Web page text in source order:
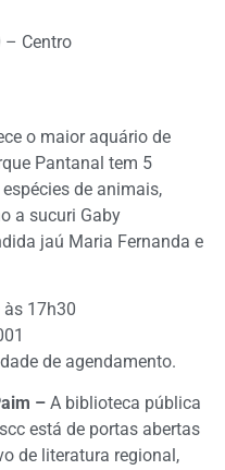
– Centro
o maior aquário de
Pantanal tem 5
de animais,
a sucuri Gaby
jaú Maria Fernanda e
17h30
de agendamento.
– A biblioteca pública
está de portas abertas
de literatura regional,